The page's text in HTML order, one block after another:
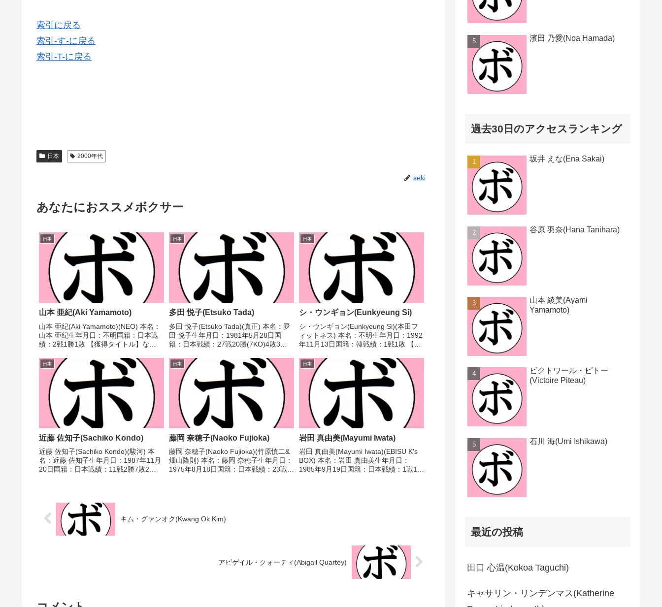
索引に戻る
索引-す-に戻る
索引-T-に戻る
日本 2000年代
seki
あなたにおススメボクサー
日本
山本 亜紀(Aki Yamamoto)
山本 亜紀(Aki Yamamoto)(NEO) 本名：
山本 亜紀生年月日：不明国籍：日本戦
績：2戦1勝1敗 【獲得タイトル】な
0(採点不明) 亀山 智子(大
和)2022/07/31 ●4R...
日本
多田 悦子(Etsuko Tada)
多田 悦子(Etsuko Tada)(真正) 本名：夛
田 悦子生年月日：1981年5月28日国
籍：日本戦績：27戦20勝(7KO)4敗3
子アマチュアボクシング大会バンタム級
優勝(アマチュア)2001年...
日本
シ・ウンギョン(Eunkyeung Si)
シ・ウンギョン(Eunkyeung Si)(本田フ
ィットネス) 本名：不明生年月日：1992
年11月13日国籍：韓戦績：1戦1敗 【獲
2022/10/16 ●2RTKO ウー・ペイイー
(台湾) 【補足情報】・韓国出...
日本
近藤 佐知子(Sachiko Kondo)
近藤 佐知子(Sachiko Kondo)(駿河) 本
名：近藤 佐知子生年月日：1987年11月
20日国籍：日本戦績：11戦2勝7敗2
日本
藤岡 奈穂子(Naoko Fujioka)
藤岡 奈穂子(Naoko Fujioka)(竹原慎二&
畑山隆則) 本名：藤岡 奈穂子生年月日：
1975年8月18日国籍：日本戦績：23戦
日本
岩田 真由美(Mayumi Iwata)
岩田 真由美(Mayumi Iwata)(EBISU K's
BOX) 本名：岩田 真由美生年月日：
1985年9月19日国籍：日本戦績：1戦1勝
キム・グァンオク(Kwang Ok Kim)
アビゲイル・クォーティ(Abigail Quartey)
濱田 乃愛(Noa Hamada)
過去30日のアクセスランキング
坂井 えな(Ena Sakai)
谷原 羽奈(Hana Tanihara)
山本 綾美(Ayami
Yamamoto)
ビクトワール・ピトー
(Victoire Piteau)
石川 海(Umi Ishikawa)
最近の投稿
田口 心温(Kokoa Taguchi)
キャサリン・リンデンマス(Katherine